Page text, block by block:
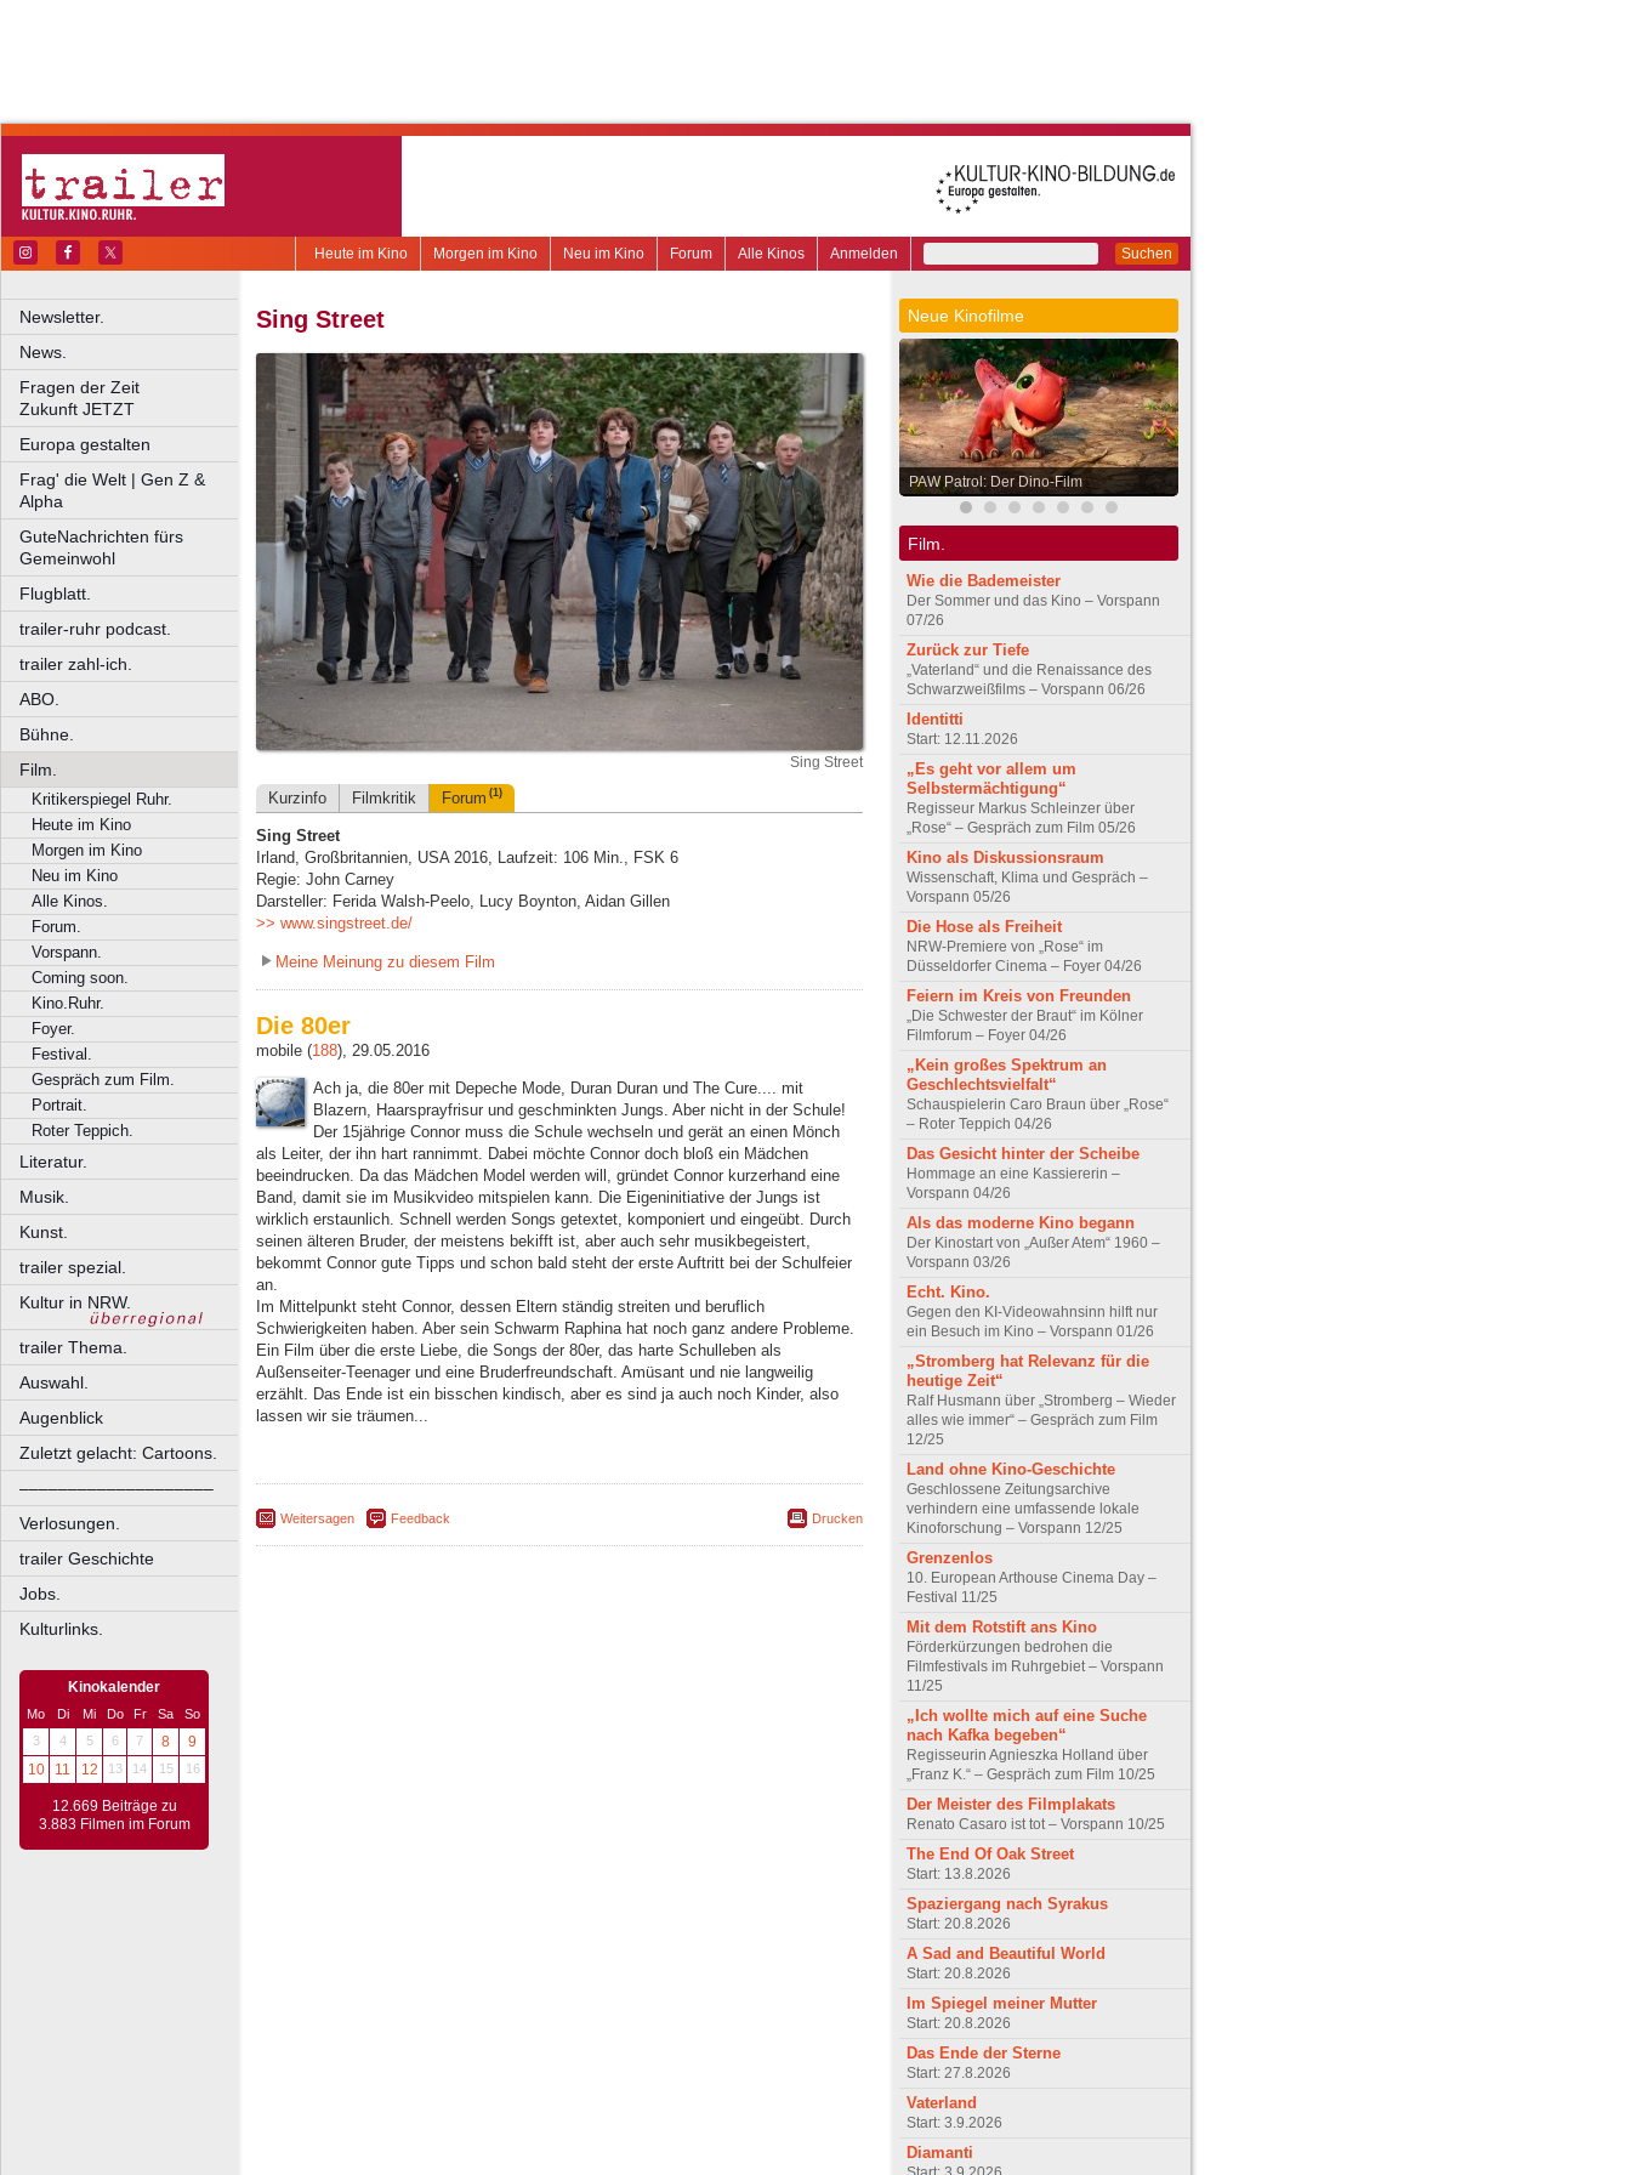
Suchen
Anmelden
Alle Kinos
Forum
Neu im Kino
Morgen im Kino
Heute im Kino
Newsletter.
News.
Fragen der Zeit
Zukunft JETZT
Europa gestalten
Frag' die Welt | Gen Z &
Alpha
GuteNachrichten fürs
Gemeinwohl
Flugblatt.
trailer-ruhr podcast.
trailer zahl-ich.
ABO.
Bühne.
Film.
Kritikerspiegel Ruhr.
Heute im Kino
Morgen im Kino
Neu im Kino
Alle Kinos.
Forum.
Vorspann.
Coming soon.
Kino.Ruhr.
Foyer.
Festival.
Gespräch zum Film.
Portrait.
Roter Teppich.
Literatur.
Musik.
Kunst.
trailer spezial.
Kultur in NRW.
trailer Thema.
Auswahl.
Augenblick
Zuletzt gelacht: Cartoons.
––––––––––––––––––––
Verlosungen.
trailer Geschichte
Jobs.
Kulturlinks.
Kinokalender
Mo Di Mi Do Fr Sa
So
3
4 5 6 7 8
9
10
11 12 13 14 15 16
12.669 Beiträge zu
3.883 Filmen im Forum
Sing Street
Sing Street
Kurzinfo Filmkritik Forum (1)
Sing Street
Irland, Großbritannien, USA 2016, Laufzeit: 106 Min., FSK 6
Regie: John Carney
Darsteller: Ferida Walsh-Peelo, Lucy Boynton, Aidan Gillen
>> www.singstreet.de/
Meine Meinung zu diesem Film
Die 80er
mobile (188), 29.05.2016
Ach ja, die 80er mit Depeche Mode, Duran Duran und The Cure.... mit
Blazern, Haarsprayfrisur und geschminkten Jungs. Aber nicht in der Schule!
Der 15jährige Connor muss die Schule wechseln und gerät an einen Mönch
als Leiter, der ihn hart rannimmt. Dabei möchte Connor doch bloß ein Mädchen
beeindrucken. Da das Mädchen Model werden will, gründet Connor kurzerhand eine
Band, damit sie im Musikvideo mitspielen kann. Die Eigeninitiative der Jungs ist
wirklich erstaunlich. Schnell werden Songs getextet, komponiert und eingeübt. Durch
seinen älteren Bruder, der meistens bekifft ist, aber auch sehr musikbegeistert,
bekommt Connor gute Tipps und schon bald steht der erste Auftritt bei der Schulfeier
an.
Im Mittelpunkt steht Connor, dessen Eltern ständig streiten und beruflich
Schwierigkeiten haben. Aber sein Schwarm Raphina hat noch ganz andere Probleme.
Ein Film über die erste Liebe, die Songs der 80er, das harte Schulleben als
Außenseiter-Teenager und eine Bruderfreundschaft. Amüsant und nie langweilig
erzählt. Das Ende ist ein bisschen kindisch, aber es sind ja auch noch Kinder, also
lassen wir sie träumen...
Weitersagen Feedback Drucken
Neue Kinofilme
PAW Patrol: Der Dino-Film
Film.
Wie die Bademeister
Der Sommer und das Kino – Vorspann
07/26
Zurück zur Tiefe
„Vaterland“ und die Renaissance des
Schwarzweißfilms – Vorspann 06/26
Identitti
Start: 12.11.2026
„Es geht vor allem um
Selbstermächtigung“
Regisseur Markus Schleinzer über
„Rose“ – Gespräch zum Film 05/26
Kino als Diskussionsraum
Wissenschaft, Klima und Gespräch –
Vorspann 05/26
Die Hose als Freiheit
NRW-Premiere von „Rose“ im
Düsseldorfer Cinema – Foyer 04/26
Feiern im Kreis von Freunden
„Die Schwester der Braut“ im Kölner
Filmforum – Foyer 04/26
„Kein großes Spektrum an
Geschlechtsvielfalt“
Schauspielerin Caro Braun über „Rose“
– Roter Teppich 04/26
Das Gesicht hinter der Scheibe
Hommage an eine Kassiererin –
Vorspann 04/26
Als das moderne Kino begann
Der Kinostart von „Außer Atem“ 1960 –
Vorspann 03/26
Echt. Kino.
Gegen den KI-Videowahnsinn hilft nur
ein Besuch im Kino – Vorspann 01/26
„Stromberg hat Relevanz für die
heutige Zeit“
Ralf Husmann über „Stromberg – Wieder
alles wie immer“ – Gespräch zum Film
12/25
Land ohne Kino-Geschichte
Geschlossene Zeitungsarchive
verhindern eine umfassende lokale
Kinoforschung – Vorspann 12/25
Grenzenlos
10. European Arthouse Cinema Day –
Festival 11/25
Mit dem Rotstift ans Kino
Förderkürzungen bedrohen die
Filmfestivals im Ruhrgebiet – Vorspann
11/25
„Ich wollte mich auf eine Suche
nach Kafka begeben“
Regisseurin Agnieszka Holland über
„Franz K.“ – Gespräch zum Film 10/25
Der Meister des Filmplakats
Renato Casaro ist tot – Vorspann 10/25
The End Of Oak Street
Start: 13.8.2026
Spaziergang nach Syrakus
Start: 20.8.2026
A Sad and Beautiful World
Start: 20.8.2026
Im Spiegel meiner Mutter
Start: 20.8.2026
Das Ende der Sterne
Start: 27.8.2026
Vaterland
Start: 3.9.2026
Diamanti